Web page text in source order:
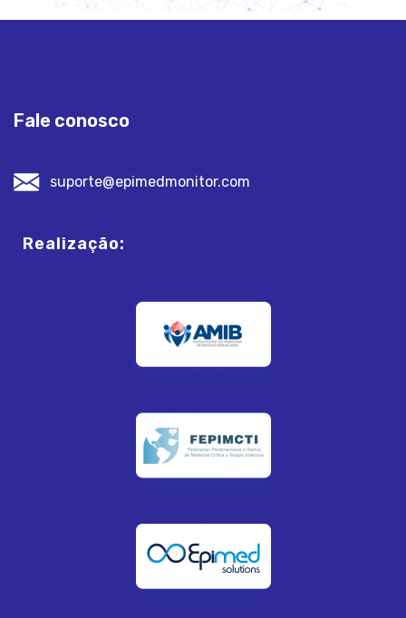
Fale conosco
suporte@epimedmonitor.com
Realização: